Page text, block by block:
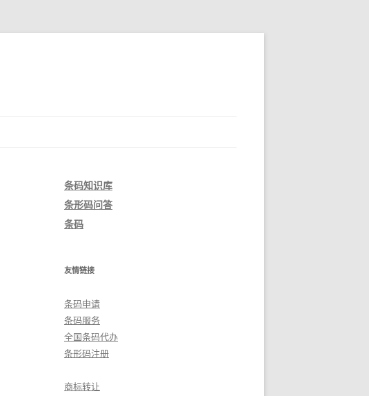
条码知识库
条形码问答
条码
友情链接
条码申请
条码服务
全国条码代办
条形码注册
商标转让